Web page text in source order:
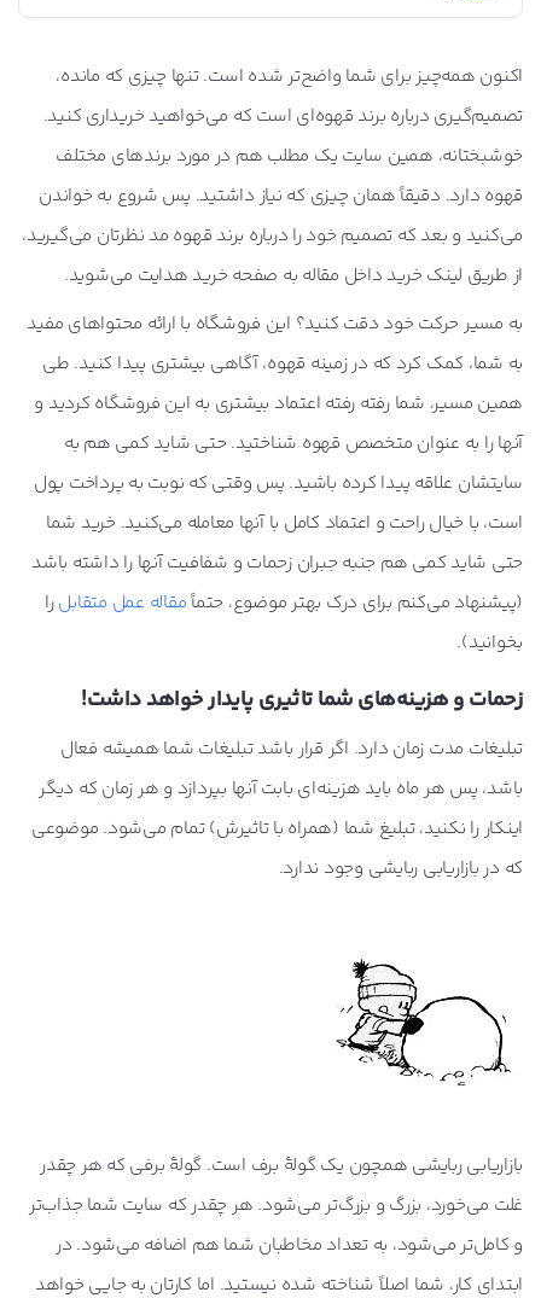
اکنون همه‌چیز برای شما واضح‌تر شده است. تنها چیزی که مانده،
تصمیم‌گیری درباره برند قهوه‌ای است که می‌خواهید خریداری کنید.
خوشبختانه، همین سایت یک مطلب هم در مورد برندهای مختلف
قهوه دارد. دقیقاً همان چیزی که نیاز داشتید. پس شروع به خواندن
می‌کنید و بعد که تصمیم خود را درباره برند قهوه مد نظرتان می‌گیرید،
از طریق لینک خرید داخل مقاله به صفحه خرید هدایت می‌شوید.
به مسیر حرکت خود دقت کنید؟ این فروشگاه با ارائه محتواهای مفید
به شما، کمک کرد که در زمینه قهوه، آگاهی بیشتری پیدا کنید. طی
همین مسیر، شما رفته رفته اعتماد بیشتری به این فروشگاه کردید و
آنها را به عنوان متخصص قهوه شناختید. حتی شاید کمی هم به
سایتشان علاقه پیدا کرده باشید. پس وقتی که نوبت به پرداخت پول
است، با خیال راحت و اعتماد کامل با آنها معامله می‌کنید. خرید شما
حتی شاید کمی هم جنبه جبران زحمات و شفافیت آنها را داشته باشد
(پیشنهاد می‌کنم برای درک بهتر موضوع، حتماًمقاله عمل متقابلرا
بخوانید).
زحمات و هزینه‌های شما تاثیری پایدار خواهد داشت!
تبلیغات مدت زمان دارد. اگر قرار باشد تبلیغات شما همیشه فعال
باشد، پس هر ماه باید هزینه‌ای بابت آنها بپردازد و هر زمان که دیگر
اینکار را نکنید، تبلیغ شما (همراه با تاثیرش) تمام می‌شود. موضوعی
که در بازاریابی ربایشی وجود ندارد.
بازاریابی ربایشی همچون یک گولۀ برف است. گولۀ برفی که هر چقدر
غلت می‌خورد، بزرگ و بزرگ‌تر می‌شود. هر چقدر که سایت شما جذاب‌تر
و کامل‌تر می‌شود، به تعداد مخاطبان شما هم اضافه می‌شود. در
ابتدای کار، شما اصلاً شناخته شده نیستید. اما کارتان به جایی خواهد